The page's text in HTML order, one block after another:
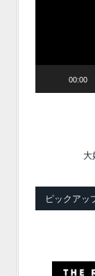
00:00
大
ピックアッ